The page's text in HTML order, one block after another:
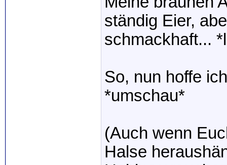
ständig Eier,
schmackhaft...
So, nun hoffe
*umschau*
(Auch wenn
Halse